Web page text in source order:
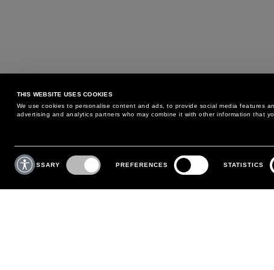
THIS WEBSITE USES COOKIES
We use cookies to personalise content and ads, to provide social media features
advertising and analytics partners who may combine it with other information that
Consent
Selection
NECESSARY PREFERENCES STATISTICS
KÖNNEN WIR IHNEN HELFEN?
TELEFON: +39 02 8295 6969
MONTAG BIS FREITAG
KUNDENSERVICE
RÜCKGABE- UND
UMTAUSCHBEDINGUNGEN